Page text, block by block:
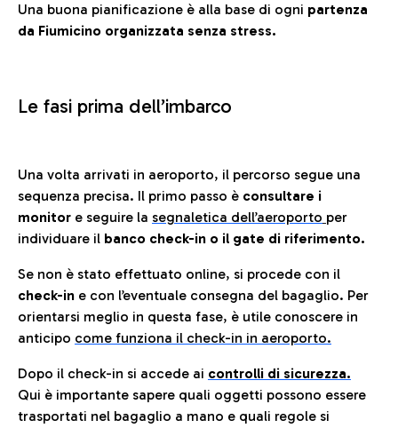
Una buona pianificazione è alla base di ogni partenza
da Fiumicino organizzata senza stress.
Le fasi prima dell’imbarco
Una volta arrivati in aeroporto, il percorso segue una
sequenza precisa. Il primo passo è consultare i
monitor e seguire la segnaletica dell’aeroporto per
individuare il banco check-in o il gate di riferimento.
Se non è stato effettuato online, si procede con il
check-in e con l’eventuale consegna del bagaglio. Per
orientarsi meglio in questa fase, è utile conoscere in
anticipo come funziona il check-in in aeroporto.
Dopo il check-in si accede ai controlli di sicurezza.
Qui è importante sapere quali oggetti possono essere
trasportati nel bagaglio a mano e quali regole si